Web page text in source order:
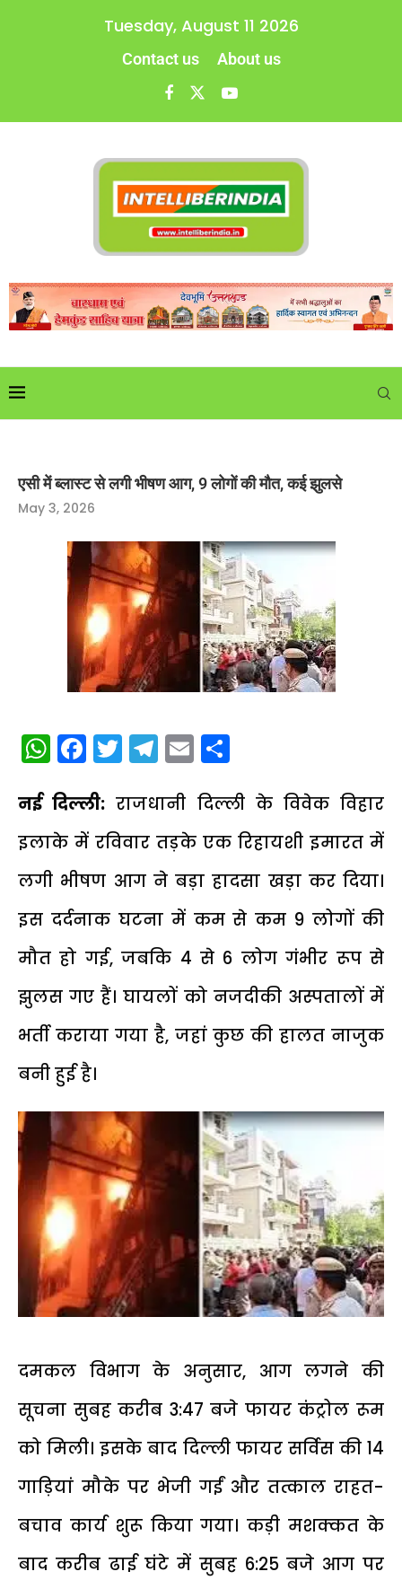
Tuesday, August 11 2026
Contact us About us
एसी में ब्लास्ट से लगी भीषण आग, 9 लोगों की मौत, कई झुलसे
May 3, 2026
WhatsApp
Facebook
Twitter
Telegram
Email
नई दिल्ली: राजधानी दिल्ली के विवेक विहार
इलाके में रविवार तड़के एक रिहायशी इमारत में
लगी भीषण आग ने बड़ा हादसा खड़ा कर दिया।
इस दर्दनाक घटना में कम से कम 9 लोगों की
मौत हो गई, जबकि 4 से 6 लोग गंभीर रूप से
झुलस गए हैं। घायलों को नजदीकी अस्पतालों में
भर्ती कराया गया है, जहां कुछ की हालत नाजुक
बनी हुई है।
दमकल विभाग के अनुसार, आग लगने की
सूचना सुबह करीब 3:47 बजे फायर कंट्रोल रूम
को मिली। इसके बाद दिल्ली फायर सर्विस की 14
गाड़ियां मौके पर भेजी गईं और तत्काल राहत-
बचाव कार्य शुरू किया गया। कड़ी मशक्कत के
बाद करीब ढाई घंटे में सुबह 6:25 बजे आग पर